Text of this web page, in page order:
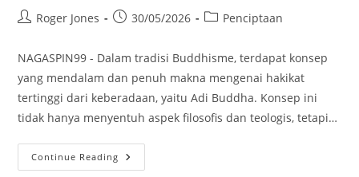
PostRoger Jones
Post30/05/2026
PostPenciptaan
NAGASPIN99 - Dalam tradisi Buddhisme, terdapat konsep
yang mendalam dan penuh makna mengenai hakikat
tertinggi dari keberadaan, yaitu Adi Buddha. Konsep ini
tidak hanya menyentuh aspek filosofis dan teologis, tetapi…
Continue Reading Adi
Buddha: